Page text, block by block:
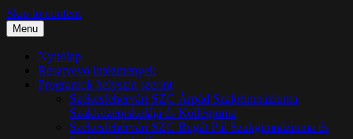
Skip to content
Menu
Nyitólap
Résztvevő intézmények
Programok helyszín szerint
Székesfehérvári SZC Árpád Szakgimnáziuma,
Szakközépiskolája és Kollégiuma
Székesfehérvári SZC Bugát Pál Szakgimnáziuma és